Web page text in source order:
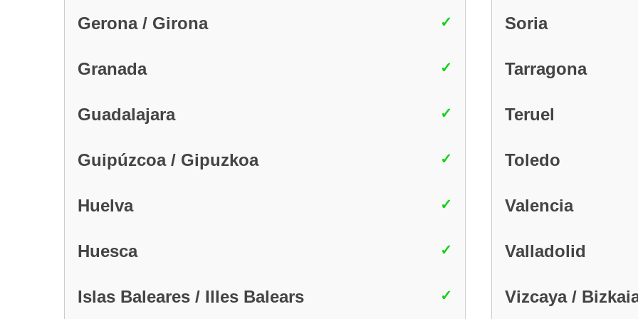
Gerona / Girona
Granada
Guadalajara
Guipúzcoa / Gipuzkoa
Huelva
Huesca
Islas Baleares / Illes Balears
Soria
Tarragona
Teruel
Toledo
Valencia
Valladolid
Vizcaya /